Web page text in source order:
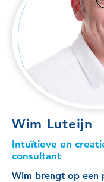
Wim Luteijn
Intuïtieve en
consultant
Wim brengt op een